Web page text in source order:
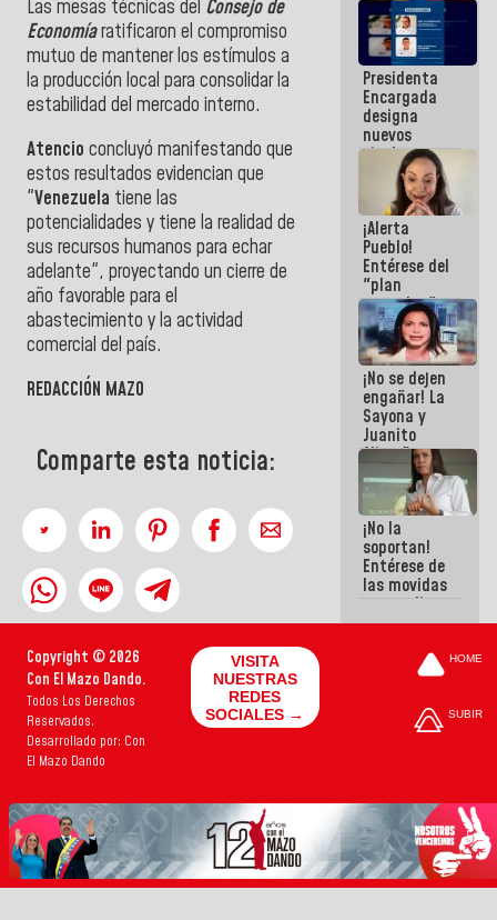
Las mesas técnicas del Consejo de
Economíaratificaron el compromiso
mutuo de mantener los estímulos a
la producción local para consolidar la
estabilidad del mercado interno.
Atencio concluyó manifestando que
estos resultados evidencian que
"Venezuela tiene las
potencialidades y tiene la realidad de
sus recursos humanos para echar
adelante", proyectando un cierre de
año favorable para el
abastecimiento y la actividad
comercial del país.
REDACCIÓN MAZO
Comparte esta noticia:
escribir
hazlo hoy
por que no
sabemos si
la semana
que viene
hay
programa
Presidenta
Encargada
designa
nuevos
titulares en
Viceministerio
de Energía
Eléctrica y
CORPOELEC
¡Alerta
Pueblo!
Entérese del
"plan
enjambre"
de La Sayo
para
sabotear el
diálogo y
promover el
caos
¡No se dejen
engañar! La
Sayona y
Juanito
Alimaña son
harina del
mismo
costal
¡No la
soportan!
Entérese de
las movidas
que realizan
antiguos
de La Sayo
Copyright © 2026
Con El Mazo Dando.
Todos Los Derechos
Reservados.
Desarrollado por: Con
El Mazo Dando
VISITA
NUESTRAS
REDES
SOCIALES →
HOME
SUBIR